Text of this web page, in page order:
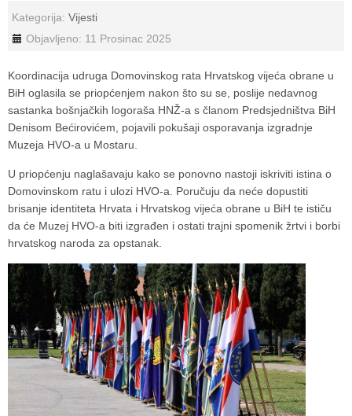
Kategorija: Vijesti
Objavljeno: 11 Prosinac 2025
Koordinacija udruga Domovinskog rata Hrvatskog vijeća obrane u
BiH oglasila se priopćenjem nakon što su se, poslije nedavnog
sastanka bošnjačkih logoraša HNŽ-a s članom Predsjedništva BiH
Denisom Bećirovićem, pojavili pokušaji osporavanja izgradnje
Muzeja HVO-a u Mostaru.
U priopćenju naglašavaju kako se ponovno nastoji iskriviti istina o
Domovinskom ratu i ulozi HVO-a. Poručuju da neće dopustiti
brisanje identiteta Hrvata i Hrvatskog vijeća obrane u BiH te ističu
da će Muzej HVO-a biti izgrađen i ostati trajni spomenik žrtvi i borbi
hrvatskog naroda za opstanak.